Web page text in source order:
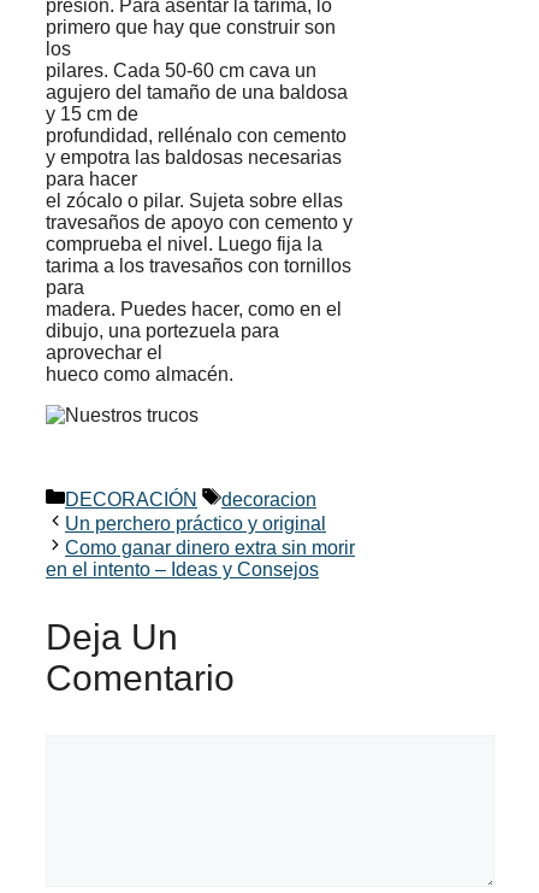
presión. Para asentar la tarima, lo
primero que hay que construir son
los
pilares. Cada 50-60 cm cava un
agujero del tamaño de una baldosa
y 15 cm de
profundidad, rellénalo con cemento
y empotra las baldosas necesarias
para hacer
el zócalo o pilar. Sujeta sobre ellas
travesaños de apoyo con cemento y
comprueba el nivel. Luego fija la
tarima a los travesaños con tornillos
para
madera. Puedes hacer, como en el
dibujo, una portezuela para
aprovechar el
hueco como almacén.
Categorías
DECORACIÓN Etiquetas
decoracion
Un perchero práctico y original
Como ganar dinero extra sin morir
en el intento – Ideas y Consejos
Deja Un
Comentario